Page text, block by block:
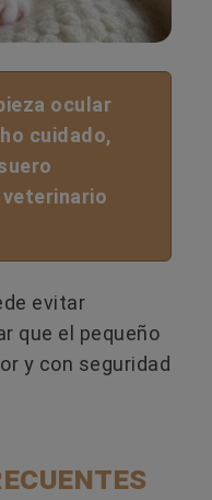
ocular
cuidado,
evitar
que el pequeño
y con seguridad